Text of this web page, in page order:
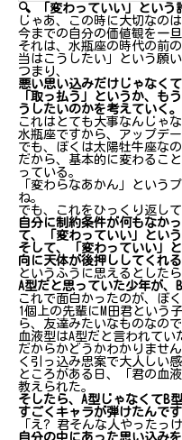
アッ
🔍 「変わっていい」という
じゃあ、この時に大切なのは
今までの自分の価値観を一
それは、水瓶座の時代の前
当はこうしたい」という願
つまり、
悪い思い込みだけじゃなく
「取っ払う」というか、も
うしたいのかを考えていく。
これはとても大事なんじゃ
水瓶座ですから、アップデ
でも、ぼくは太陽牡牛座な
だから、基本的に変わるこ
っている。
「変わらなあかん」という
ね。
でも、これをひっくり返し
自分に制約条件が何もなか
て、「変わっていい」という
そして、「変わっていい」
向に天体が後押ししてくれる
というふうに思えるとした
A型だと思っていた少年が
これで面白かったのが、ぼ
1個上の先輩にM田君という
ら、友達みたいなものなので
血液型はA型だと言われてい
だからかどうかわかりませ
く引っ込み思案で大人しい
ところがある日、「君の血
教えられた。
そしたら、A型じゃなくてB
すごくキャラが弾けたんです
「え? 君そんな人やったっ
自分の中にあった思い込み